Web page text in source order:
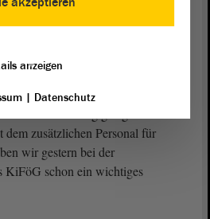
wenn die sprachlichen
zusätzlichen Personal für
wir gestern bei der
KiFöG schon ein wichtiges
anzeigen
| Datenschutz